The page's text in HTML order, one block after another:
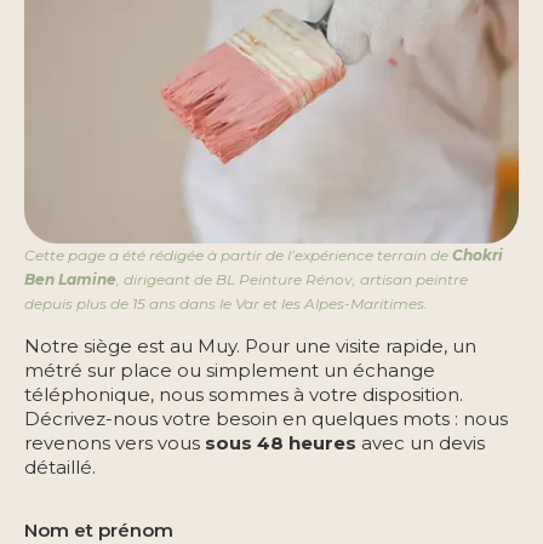
Cette page a été rédigée à partir de l’expérience terrain de Chokri
Ben Lamine, dirigeant de BL Peinture Rénov, artisan peintre
depuis plus de 15 ans dans le Var et les Alpes-Maritimes.
Notre siège est au Muy. Pour une visite rapide, un
métré sur place ou simplement un échange
téléphonique, nous sommes à votre disposition.
Décrivez-nous votre besoin en quelques mots : nous
revenons vers vous sous 48 heures avec un devis
détaillé.
Nom et prénom